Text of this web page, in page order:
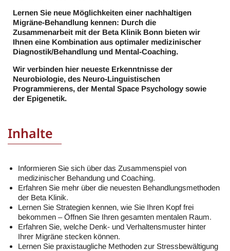
Lernen Sie neue Möglichkeiten einer nachhaltigen
Migräne-Behandlung kennen: Durch die
Zusammenarbeit mit der Beta Klinik Bonn bieten wir
Ihnen eine Kombination aus optimaler medizinischer
Diagnostik/Behandlung und Mental-Coaching.
Wir verbinden hier neueste Erkenntnisse der
Neurobiologie, des Neuro-Linguistischen
Programmierens, der Mental Space Psychology sowie
der Epigenetik.
Inhalte
Informieren Sie sich über das Zusammenspiel von
medizinischer Behandung und Coaching.
Erfahren Sie mehr über die neuesten Behandlungsmethoden
der Beta Klinik.
Lernen Sie Strategien kennen, wie Sie Ihren Kopf frei
bekommen – Öffnen Sie Ihren gesamten mentalen Raum.
Erfahren Sie, welche Denk- und Verhaltensmuster hinter
Ihrer Migräne stecken können.
Lernen Sie praxistaugliche Methoden zur Stressbewältigung